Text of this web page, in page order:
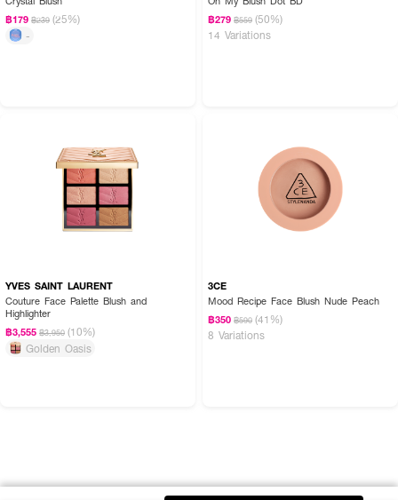
฿179 ฿239 (25%)
-
฿279 ฿559 (50%)
14 Variations
YVES SAINT LAURENT
Couture Face Palette Blush and
Highlighter
฿3,555 ฿3,950 (10%)
Golden Oasis
3CE
Mood Recipe Face Blush Nude Peach
฿350 ฿590 (41%)
8 Variations